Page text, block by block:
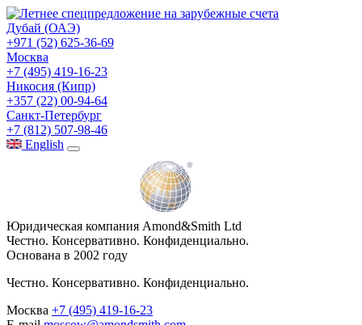
Дубай (ОАЭ)
+971 (52) 625-36-69
Москва
+7 (495) 419-16-23
Никосия (Кипр)
+357 (22) 00-94-64
Санкт-Петербург
+7 (812) 507-98-46
English
Юридическая компания Amond&Smith Ltd
Честно. Консервативно. Конфиденциально.
Основана в 2002 году
Честно. Консервативно. Конфиденциально.
Москва +7 (495) 419-16-23